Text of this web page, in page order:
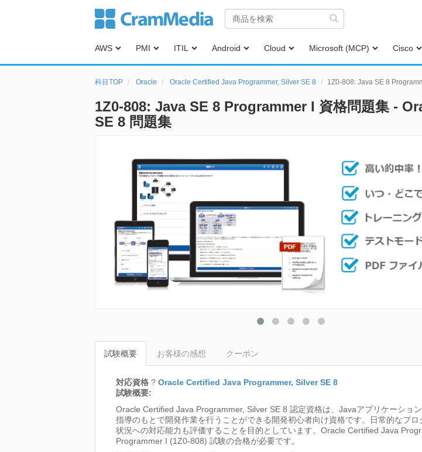
AWS PMI ITIL Android Cloud Microsoft (MCP) Cisco
科目TOP Oracle Oracle Certified Java Programmer, Silver SE 8 1Z0-808: Java SE 8
1Z0-808: Java SE 8 Programmer I 資格問題集 -
SE 8 問題集
試験概要 お客様の感想 クーポン
対応資格 ? Oracle Certified Java Programmer, Silver SE 8
試験概要:
Oracle Certified Java Programmer, Silver SE 8 認定資格は、Javaアプリケーショ
指導のもとで開発作業を行うことができる開発初心者向け資格です。日常的なプ
状況への対応能力も評価することを目的としています。Oracle Certified Java
Programmer I (1Z0-808) 試験の合格が必要です。